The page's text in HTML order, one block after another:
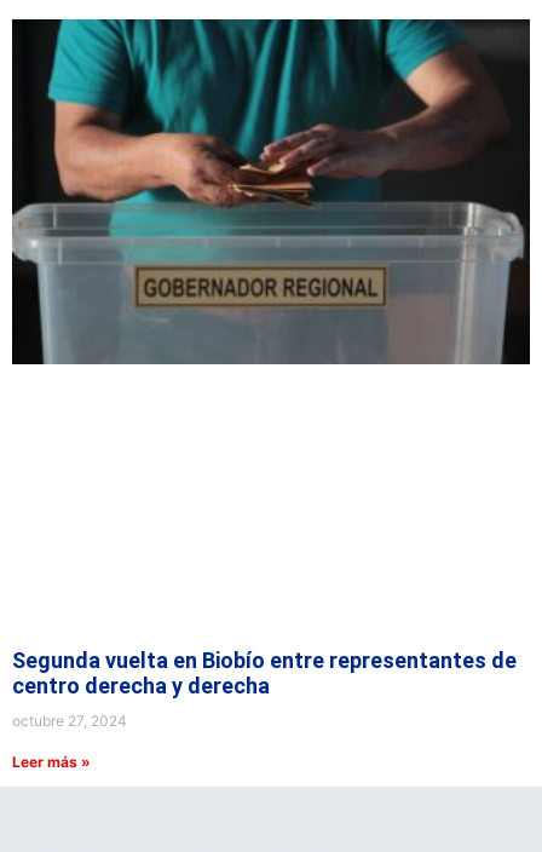
Segunda vuelta en Biobío entre representantes de
centro derecha y derecha
octubre 27, 2024
Leer más »